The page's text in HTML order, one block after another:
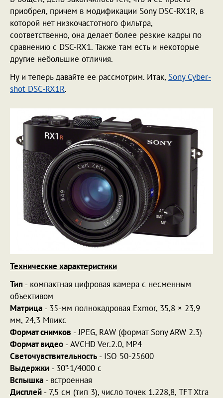
приобрел, причем в модификации Sony DSC-RX1R, в
которой нет низкочастотного фильтра,
соответственно, она делает более резкие кадры по
сравнению с DSC-RX1. Также там есть и некоторые
другие небольшие отличия.
Ну и теперь давайте ее рассмотрим. Итак, Sony Cyber-
shot DSC-RX1R.
Технические характеристики
Тип - компактная цифровая камера с несменным
объективом
Матрица - 35-мм полнокадровая Exmor, 35,8 × 23,9
мм, 24,3 Мпикс
Формат снимков - JPEG, RAW (формат Sony ARW 2.3)
Формат видео - AVCHD Ver.2.0, MP4
Светочувствительность - ISO 50-25600
Выдержки - 30”-1/4000 с
Вспышка - встроенная
Дисплей - 7,5 см (тип 3), число точек 1.228,8, TFT Xtra